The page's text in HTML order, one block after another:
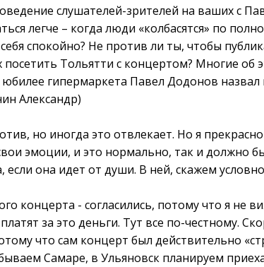
слушателей-зрителей на ваших с
легче – когда люди «колбасятся» по
спокойно? Не против ли ты, чтобы
посетить Тольятти с концертом? Многие об
юбилее гипермаркета Павел Додонов
Александр)
но иногда это отвлекает. Но я
эмоции, и это нормально, так и должно
если она идет от души. В ней, скажем
концерта - согласились, потому что я не
за это деньги. Тут все по-честному.
что сам концерт был действительно
Самаре, в Ульяновск планируем